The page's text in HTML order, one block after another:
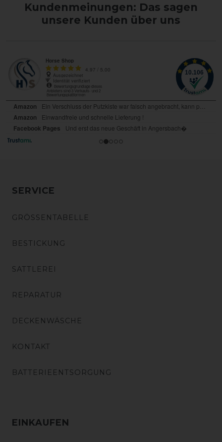
Kundenmeinungen: Das sagen
unsere Kunden über uns
SERVICE
GRÖSSENTABELLE
BESTICKUNG
SATTLEREI
REPARATUR
DECKENWÄSCHE
KONTAKT
BATTERIEENTSORGUNG
EINKAUFEN